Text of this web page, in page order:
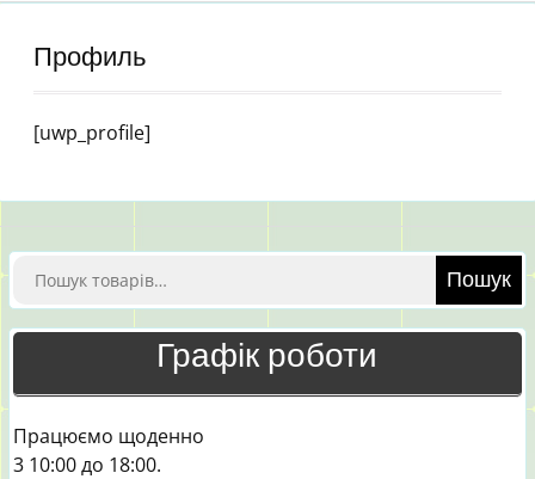
Профиль
[uwp_profile]
Шукати: Пошук
Графік роботи
Працюємо щоденно
3 10:00 до 18:00.